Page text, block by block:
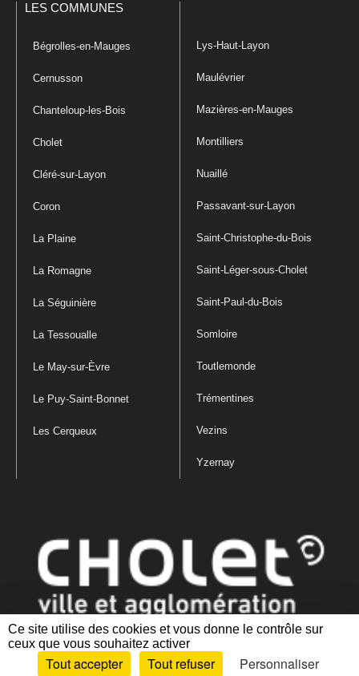
Ce site utilise des cookies et vous donne le contrôle sur
ceux que vous souhaitez activer
Tout accepter Tout refuser Personnaliser
LES COMMUNES
Bégrolles-en-Mauges
Cernusson
Chanteloup-les-Bois
Cholet
Cléré-sur-Layon
Coron
La Plaine
La Romagne
La Séguinière
La Tessoualle
Le May-sur-Èvre
Le Puy-Saint-Bonnet
Les Cerqueux
Lys-Haut-Layon
Maulévrier
Mazières-en-Mauges
Montilliers
Nuaillé
Passavant-sur-Layon
Saint-Christophe-du-Bois
Saint-Léger-sous-Cholet
Saint-Paul-du-Bois
Somloire
Toutlemonde
Trémentines
Vezins
Yzernay
Mentions légales|Politique de confidentialité
des cookies |Plan du site Accessibilité : partiellement conforme